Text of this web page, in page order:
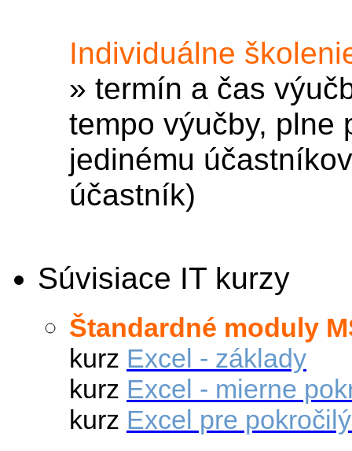
Individuálne
» termín a čas
tempo výučby, plne
jedinému
účastník)
Súvisiace IT kurzy
Štandardné moduly
kurz Excel - základy
kurz Excel - mierne
kurz Excel pre